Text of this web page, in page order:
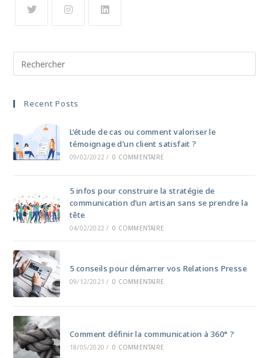
Recent Posts
L’étude de cas ou comment valoriser le
témoignage d’un client satisfait ?
09/02/2022 / 0 COMMENTAIRE
5 infos pour construire la stratégie de
communication d’un artisan sans se prendre la
tête
04/02/2022 / 0 COMMENTAIRE
5 conseils pour démarrer vos Relations Presse
09/12/2021 / 0 COMMENTAIRE
Comment définir la communication à 360° ?
18/05/2020 / 0 COMMENTAIRE